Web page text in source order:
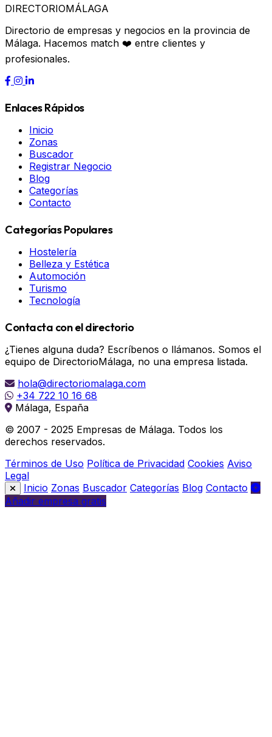
DIRECTORIOMÁLAGA
Directorio de empresas y negocios en la provincia de
Málaga. Hacemos match ❤️ entre clientes y
profesionales.
Enlaces Rápidos
Inicio
Zonas
Buscador
Registrar Negocio
Blog
Categorías
Contacto
Categorías Populares
Hostelería
Belleza y Estética
Automoción
Turismo
Tecnología
Contacta con el directorio
¿Tienes alguna duda? Escríbenos o llámanos. Somos el
equipo de DirectorioMálaga, no una empresa listada.
hola@directoriomalaga.com
+34 722 10 16 68
Málaga, España
© 2007 - 2025 Empresas de Málaga. Todos los
derechos reservados.
Términos de Uso Política de Privacidad Cookies Aviso
Legal
Inicio Zonas Buscador Categorías Blog Contacto
Añadir empresa gratis